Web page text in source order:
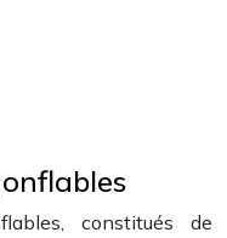
constitués de